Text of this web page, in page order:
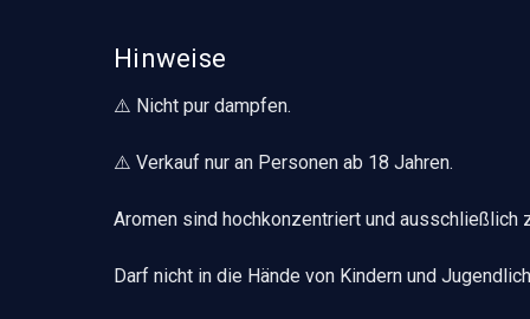
Hinweise
⚠️ Nicht pur dampfen.
⚠️ Verkauf nur an Personen ab 18 Jahren.
Aromen sind hochkonzentriert und ausschließlich
Darf nicht in die Hände von Kindern und